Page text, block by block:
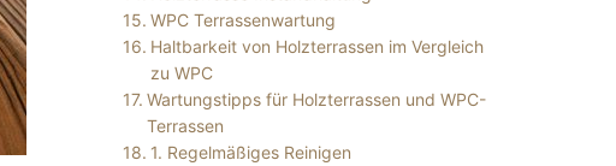
WPC Terrassenwartung
Haltbarkeit von Holzterrassen im Vergleich
zu WPC
Wartungstipps für Holzterrassen und WPC-
Terrassen
1. Regelmäßiges Reinigen